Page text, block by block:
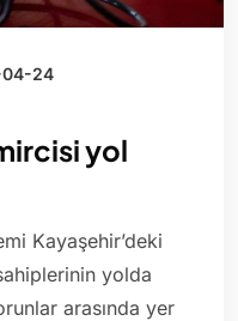
24
yol
Kayaşehir’deki
yolda
arasında yer